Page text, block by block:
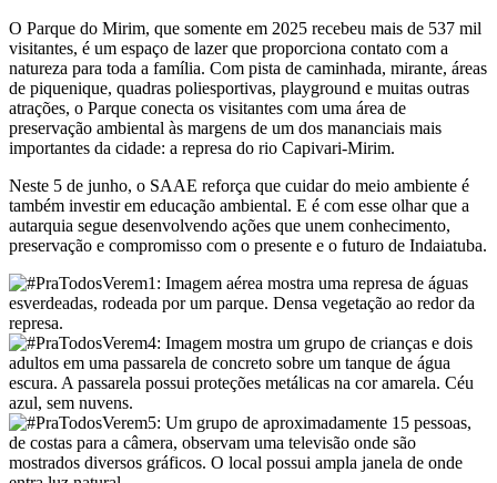
O Parque do Mirim, que somente em 2025 recebeu mais de 537 mil
visitantes, é um espaço de lazer que proporciona contato com a
natureza para toda a família. Com pista de caminhada, mirante, áreas
de piquenique, quadras poliesportivas, playground e muitas outras
atrações, o Parque conecta os visitantes com uma área de
preservação ambiental às margens de um dos mananciais mais
importantes da cidade: a represa do rio Capivari-Mirim.
Neste 5 de junho, o SAAE reforça que cuidar do meio ambiente é
também investir em educação ambiental. E é com esse olhar que a
autarquia segue desenvolvendo ações que unem conhecimento,
preservação e compromisso com o presente e o futuro de Indaiatuba.